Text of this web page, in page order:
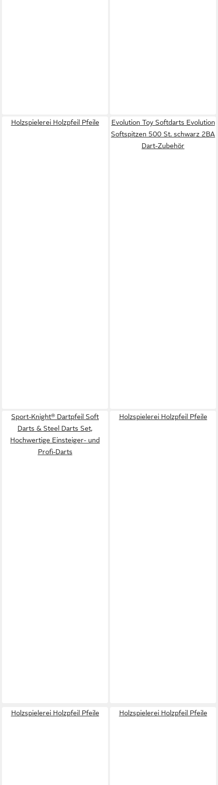
Holzspielerei Holzpfeil Pfeile
Evolution Toy Softdarts Evolution
Softspitzen 500 St. schwarz 2BA
Dart-Zubehör
Sport-Knight® Dartpfeil Soft
Darts & Steel Darts Set,
Hochwertige Einsteiger- und
Profi-Darts
Holzspielerei Holzpfeil Pfeile
Holzspielerei Holzpfeil Pfeile Holzspielerei Holzpfeil Pfeile